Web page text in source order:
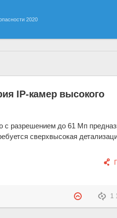
2020
IP-камер высокого
с разрешением до 61 Мп
сверхвысокая
1